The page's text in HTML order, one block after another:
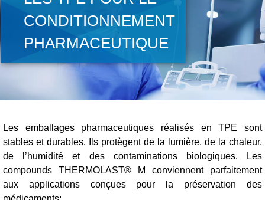
CONDITIONNEMENT
PHARMACEUTIQUE
Les emballages pharmaceutiques réalisés en TPE sont
stables et durables. Ils protègent de la lumière, de la chaleur,
de l’humidité et des contaminations biologiques. Les
compounds THERMOLAST® M conviennent parfaitement
aux applications conçues pour la préservation des